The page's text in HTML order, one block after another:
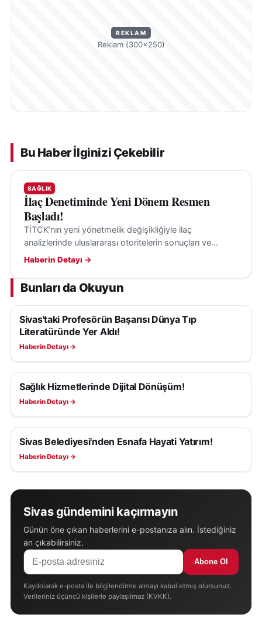
REKLAM
Reklam (300×250)
Bu Haber İlginizi Çekebilir
SAĞLIK
İlaç Denetiminde Yeni Dönem Resmen
Başladı!
TİTCK’nın yeni yönetmelik değişikliğiyle ilaç
analizlerinde uluslararası otoritelerin sonuçları ve
kılavuzları, belirli şartlarla değerlendirmeye alınabilecek.
Haberin Detayı →
Bunları da Okuyun
SAĞLIK
Sivas'taki Profesörün Başarısı Dünya Tıp
Literatüründe Yer Aldı!
Haberin Detayı →
SAĞLIK
Sağlık Hizmetlerinde Dijital Dönüşüm!
Haberin Detayı →
SAĞLIK
Sivas Belediyesi'nden Esnafa Hayati Yatırım!
Haberin Detayı →
Sivas gündemini kaçırmayın
Günün öne çıkan haberlerini e-postanıza alın. İstediğiniz
an çıkabilirsiniz.
Abone Ol
Kaydolarak e-posta ile bilgilendirme almayı kabul etmiş olursunuz.
Verileriniz üçüncü kişilerle paylaşılmaz (KVKK).